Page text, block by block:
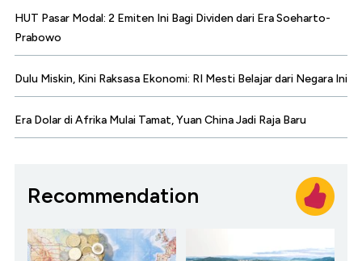
HUT Pasar Modal: 2 Emiten Ini Bagi Dividen dari Era Soeharto-
Prabowo
Dulu Miskin, Kini Raksasa Ekonomi: RI Mesti Belajar dari Negara Ini
Era Dolar di Afrika Mulai Tamat, Yuan China Jadi Raja Baru
Recommendation